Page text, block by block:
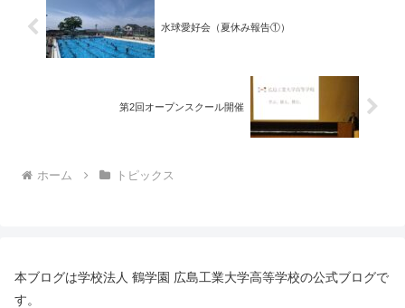
水球愛好会（夏休み報告①）
第2回オープンスクール開催
ホーム トピックス
本ブログは学校法人 鶴学園 広島工業大学高等学校の公式ブログで
す。